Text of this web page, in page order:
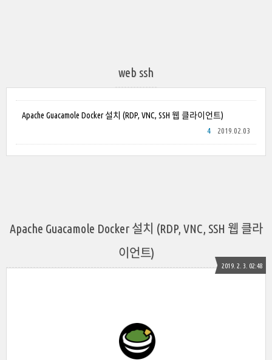
web ssh
Apache Guacamole Docker 설치 (RDP, VNC, SSH 웹 클라이언트)
2019.02.03
4
Apache Guacamole Docker 설치 (RDP, VNC, SSH 웹 클라
이언트)
2019. 2. 3. 02:48